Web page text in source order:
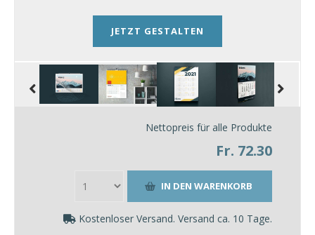
JETZT GESTALTEN
Nettopreis für alle Produkte
Fr. 72.30
Kostenloser Versand. Versand ca. 10 Tage.